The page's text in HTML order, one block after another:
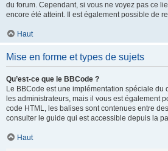
du forum. Cependant, si vous ne voyez pas ce
encore été atteint. Il est également possible de
Haut
Mise en forme et types de sujets
Qu’est-ce que le BBCode ?
Le BBCode est une implémentation spéciale du
les administrateurs, mais il vous est également
code HTML, les balises sont contenues entre
consulter le guide qui est accessible depuis la
Haut